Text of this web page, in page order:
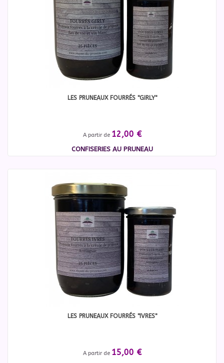
LES PRUNEAUX FOURRÉS "GIRLY"
A partir de 12,00 €
CONFISERIES AU PRUNEAU
LES PRUNEAUX FOURRÉS "IVRES"
A partir de 15,00 €